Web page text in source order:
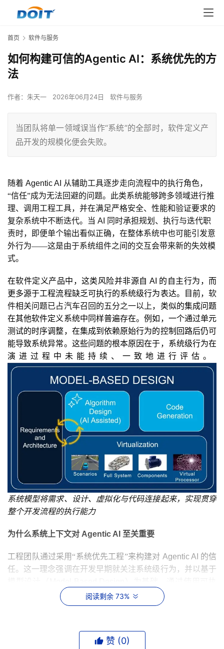
首页 软件与服务
​如何构建可信的Agentic AI：系统优先的方
法
作者： 朱天一 2026年06月24日 软件与服务
当团队将单一领域误当作“系统”的全部时，软件定义产
品开发的规模化便会失败。
随着 Agentic AI 从辅助工具逐步走向流程中的执行角色，
“信任”成为无法回避的问题。此类系统能够跨多领域进行推
理、调用工程工具，并在满足严格安全、性能和验证要求的
复杂系统中不断迭代。当 AI
同时承担规划、执行与迭代职
责时，即便单个输出看似正确，在整体系统中也可能引发意
外行为——这是由于系统组件之间的交互会带来新的失效模
式。
在软件定义产品中，这类风险并非源自 AI 的自主行为，而
更多源于工程流程缺乏可执行的系统级行为表达。目前， 软
件相关问题已占汽车召回的五分之一以上 ，类似的集成问题
在其他软件定义系统中同样普遍存在。例如，一个通过单元
测试的时序调整，在集成到依赖原始行为的控制回路后仍可
能导致系统异常。这些问题的根本原因在于，系统级行为在
演进过程中未能持续、一致地进行评估。
系统模型将需求、设计、虚拟化与代码连接起来，实现贯穿
整个开发流程的执行能力
为什么系统上下文对 Agentic AI 至关重要
工程团队通过采用“系统优先工程”来构建对 Agentic AI 的信
任。这一理念强调在开发早期就关注系统级行为，并以基于
行系统模型作为共通载体，取代基于假设的信息传递，工程
Agentic AI 能够共享统一的系统级参考。这些模型贯穿
依赖抽象需求，而是扎根于成熟的工程流程中，从而在团队
扩展与功能迭代过程中保持行为一致性的理解。
阅读剩余 73%
赞 (0)